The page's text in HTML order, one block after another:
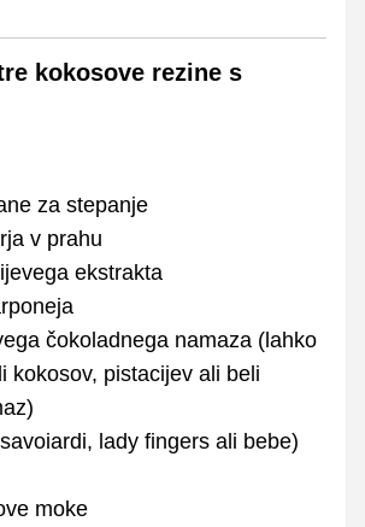
kokosove rezine s
za stepanje
v prahu
ekstrakta
čokoladnega namaza (lahko
kokosov, pistacijev ali beli
lady fingers ali bebe)
moke